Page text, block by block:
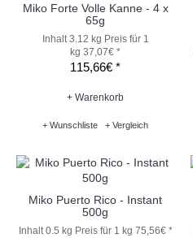
Miko Forte Volle Kanne - 4 x
65g
Inhalt 3.12 kg Preis für 1
kg 37,07€ *
115,66€ *
+ Warenkorb
+ Wunschliste + Vergleich
Miko Puerto Rico - Instant
500g
Inhalt 0.5 kg Preis für 1 kg 75,56€ *